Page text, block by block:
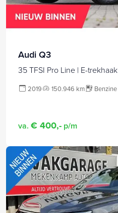
Audi Q3
35 TFSI Pro Line | E-
2019 150.946 km Benzine
va. € 400,- p/m